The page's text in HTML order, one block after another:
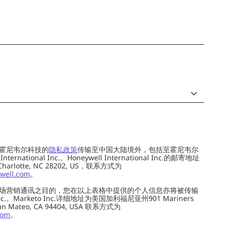
尼韦尔科技的隐私政策传输至中国大陆境外，包括至霍尼韦尔
International Inc.。Honeywell International Inc.的邮寄地址
NC 28202, US，联系方式为
。
营销通讯之目的，您在以上表格中提供的个人信息亦将被传输
。Marketo Inc.详细地址为美国加利福尼亚州901 Mariners
Mateo, CA 94404, USA 联系方式为
。